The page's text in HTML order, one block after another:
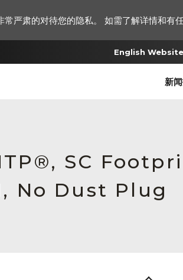
English Website
新
SC
No Dust Plug
严肃的对待您的隐私。 如需了解详情和有